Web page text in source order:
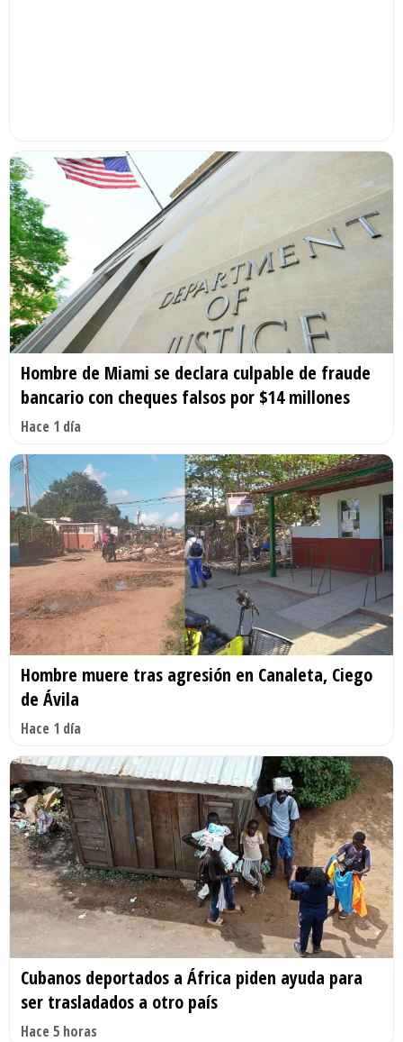
Hombre de Miami se declara culpable de fraude
bancario con cheques falsos por $14 millones
Hace 1 día
Hombre muere tras agresión en Canaleta, Ciego
de Ávila
Hace 1 día
Cubanos deportados a África piden ayuda para
ser trasladados a otro país
Hace 5 horas